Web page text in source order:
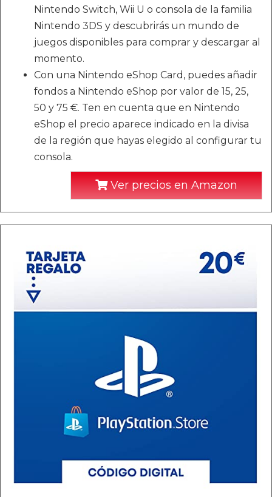
Nintendo Switch, Wii U o consola de la familia
Nintendo 3DS y descubrirás un mundo de
juegos disponibles para comprar y descargar al
momento.
Con una Nintendo eShop Card, puedes añadir
fondos a Nintendo eShop por valor de 15, 25,
50 y 75 €. Ten en cuenta que en Nintendo
eShop el precio aparece indicado en la divisa
de la región que hayas elegido al configurar tu
consola.
Ver precios en Amazon